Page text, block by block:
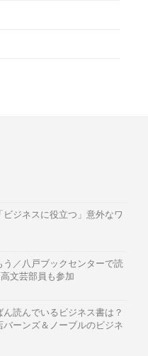
ジネスに役立つ」意外なワ
／八戸ブックセンターで読
文芸部員も参加
読んでいるビジネス書は？
バーンズ＆ノーブルのビジネ